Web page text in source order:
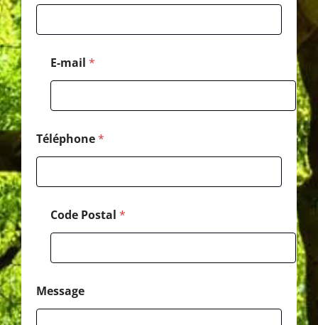
E-mail *
Téléphone*
Code Postal *
Message